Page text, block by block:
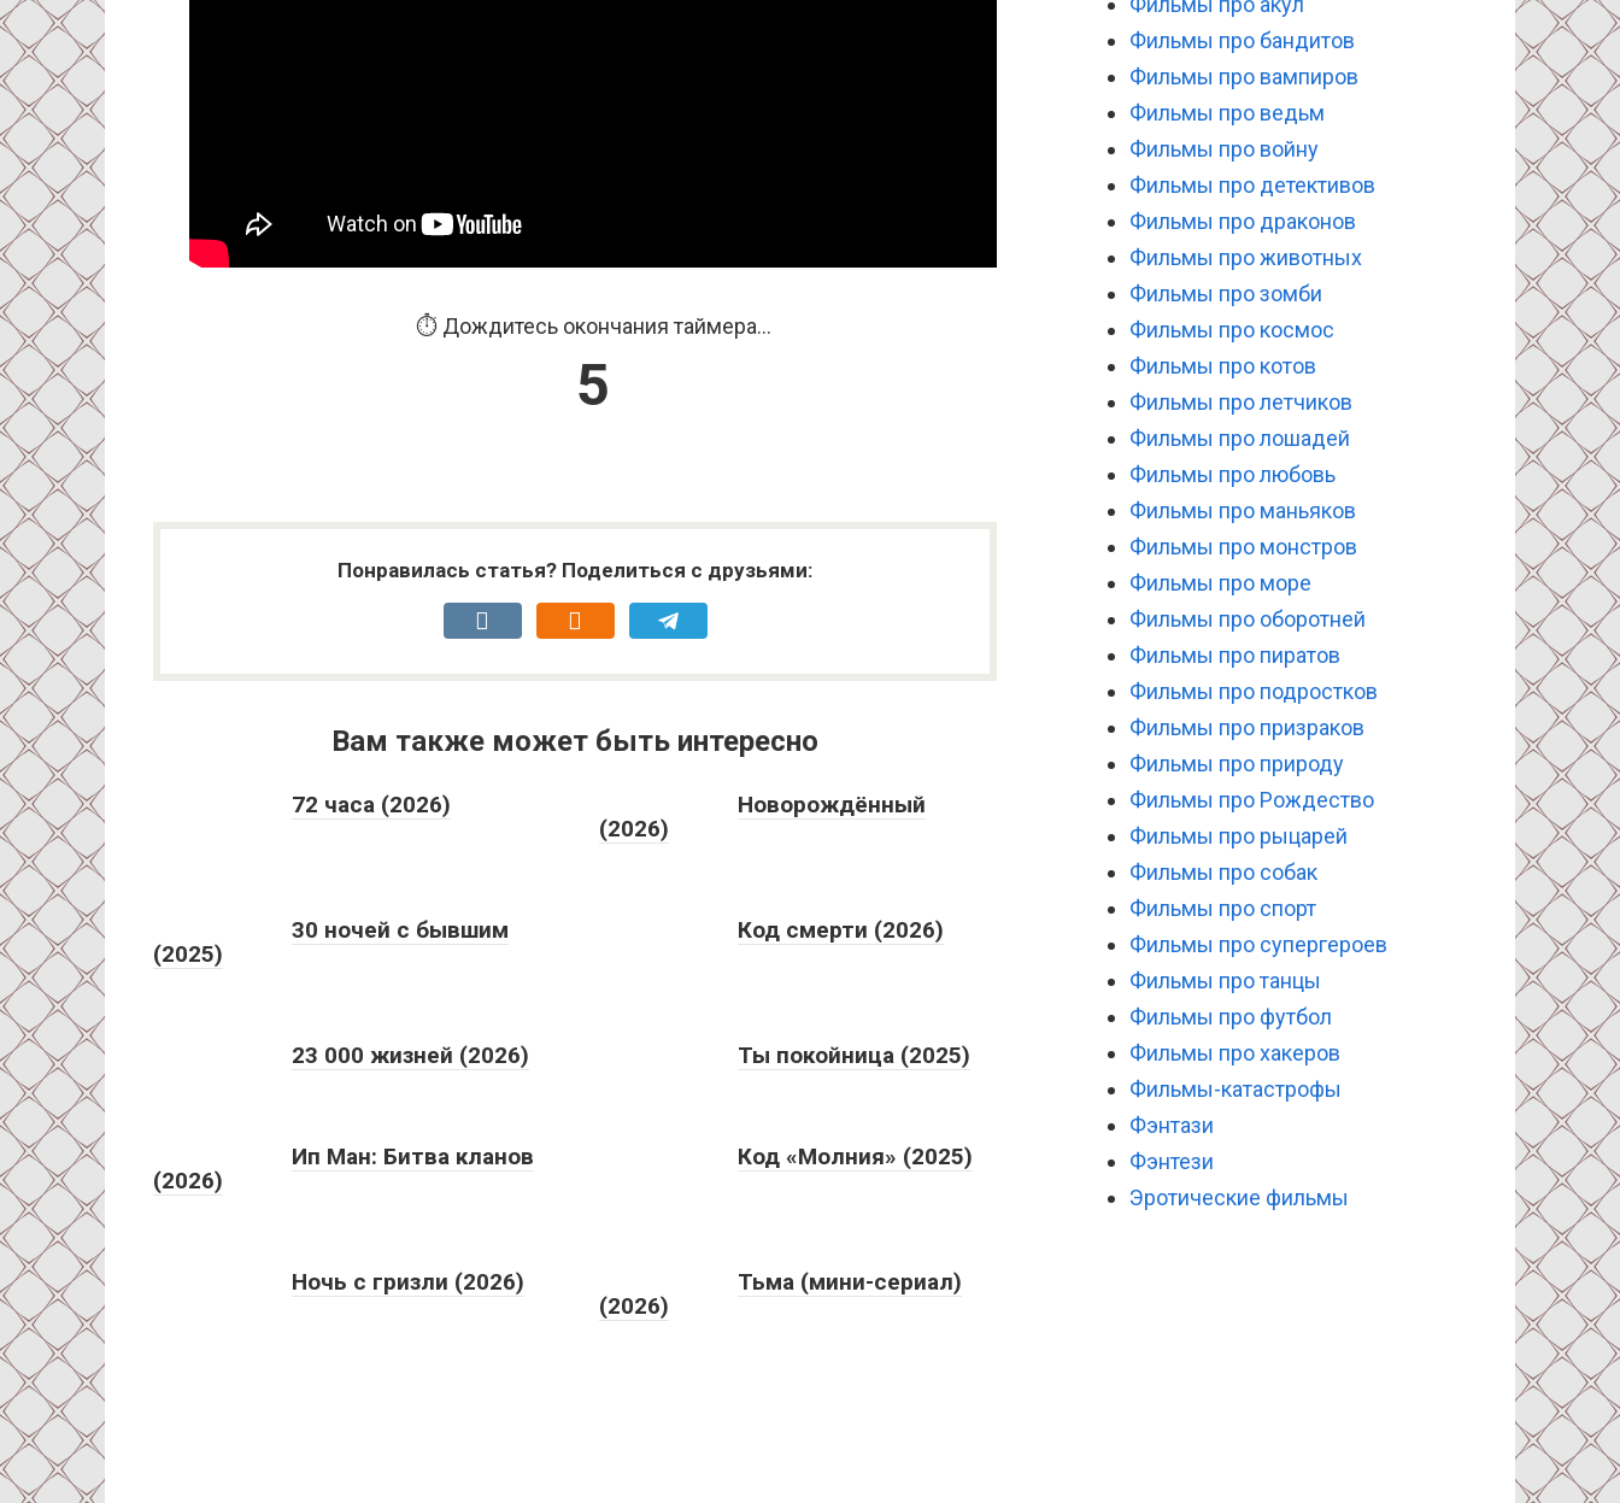
⏱️ Дождитесь окончания таймера...
4
Понравилась статья? Поделиться с друзьями:
Вам также может быть интересно
72 часа (2026)
Новорождённый
(2026)
30 ночей с бывшим
(2025)
Код смерти (2026)
23 000 жизней (2026) Ты покойница (2025)
Ип Ман: Битва кланов
(2026)
Код «Молния» (2025)
Ночь с гризли (2026)
Тьма (мини-сериал)
(2026)
Фильмы про бандитов
Фильмы про вампиров
Фильмы про ведьм
Фильмы про войну
Фильмы про детективов
Фильмы про драконов
Фильмы про животных
Фильмы про зомби
Фильмы про космос
Фильмы про котов
Фильмы про летчиков
Фильмы про лошадей
Фильмы про любовь
Фильмы про маньяков
Фильмы про монстров
Фильмы про море
Фильмы про оборотней
Фильмы про пиратов
Фильмы про подростков
Фильмы про призраков
Фильмы про природу
Фильмы про Рождество
Фильмы про рыцарей
Фильмы про собак
Фильмы про спорт
Фильмы про супергероев
Фильмы про танцы
Фильмы про футбол
Фильмы про хакеров
Фильмы-катастрофы
Фэнтази
Фэнтези
Эротические фильмы